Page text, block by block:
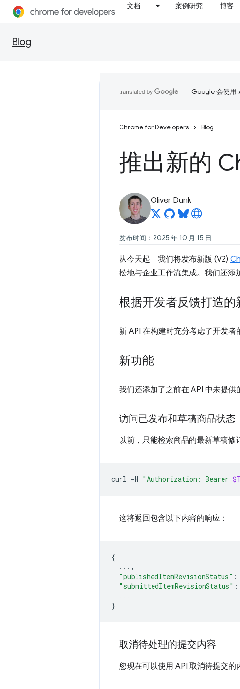
文档 案例研究 博客
Blog
Google 会使用
Chrome for Developers Blog
推出新的
Oliver Dunk
发布时间：2025 年 10 月 15 日
从今天起，我们将发布新版 (V2)
松地与企业工作流集成。我们还添
根据开发者反馈打造的
新 API 在构建时充分考虑了开发者
新功能
我们还添加了之前在 API 中未提供
访问已发布和草稿商品状态
以前，只能检索商品的最新草稿修
curl -H "Authorization: Bearer
这将返回包含以下内容的响应：
{
...,
"publishedItemRevisionStatus" :
"submittedItemRevisionStatus" :
...
}
取消待处理的提交内容
您现在可以使用 API 取消待提交的